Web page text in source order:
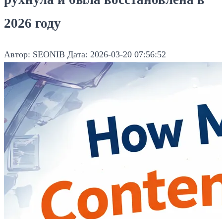
2026 году
Автор: SEONIB Дата: 2026-03-20 07:56:52